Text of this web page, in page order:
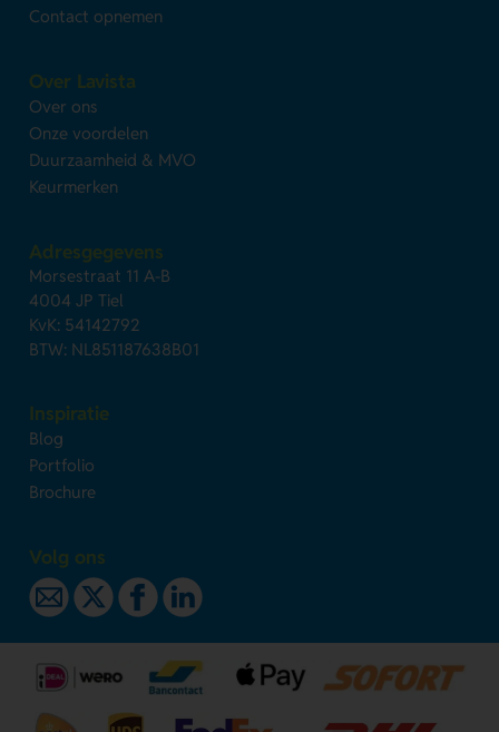
Contact opnemen
Over Lavista
Over ons
Onze voordelen
Duurzaamheid & MVO
Keurmerken
Adresgegevens
Morsestraat 11 A-B
4004 JP Tiel
KvK: 54142792
BTW: NL851187638B01
Inspiratie
Blog
Portfolio
Brochure
Volg ons